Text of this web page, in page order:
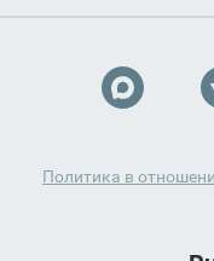
Политика в